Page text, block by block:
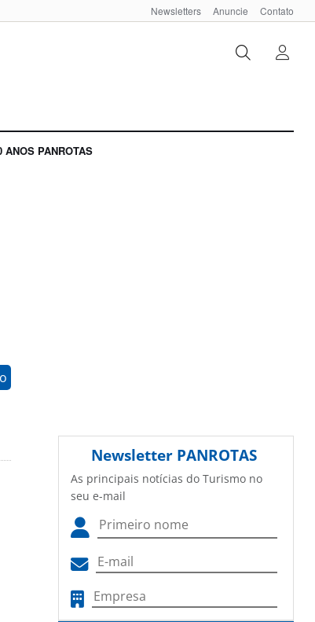
Newsletters Anuncie Contato
ANOS PANROTAS
Newsletter PANROTAS
As principais notícias do Turismo no
seu e-mail